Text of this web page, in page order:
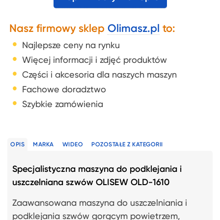
Nasz firmowy sklep Olimasz.pl to:
Najlepsze ceny na rynku
Więcej informacji i zdjęć produktów
Części i akcesoria dla naszych maszyn
Fachowe doradztwo
Szybkie zamówienia
OPIS MARKA WIDEO POZOSTAŁE Z KATEGORII
Specjalistyczna maszyna do podklejania i
uszczelniana szwów OLISEW OLD-1610
Zaawansowana maszyna do uszczelniania i
podklejania szwów gorącym powietrzem,